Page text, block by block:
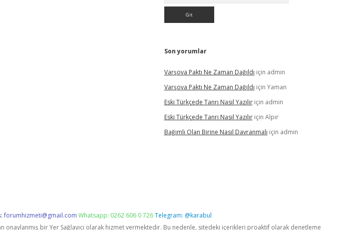
Son yorumlar
Varşova Paktı Ne Zaman Dağıldı için admin
Varşova Paktı Ne Zaman Dağıldı için Yaman
Eski Türkçede Tanrı Nasıl Yazılıriçin admin
Eski Türkçede Tanrı Nasıl Yazılıriçin Alpır
Bağımlı Olan Birine Nasıl Davranmalı için admin
forumhizmeti@gmail.com Whatsapp: 0262 606 0 726Telegram: @karabul
onaylanmış bir Yer Sağlayıcı olarak hizmet vermektedir. Bu nedenle, sitedeki içerikleri proaktif olarak denetleme